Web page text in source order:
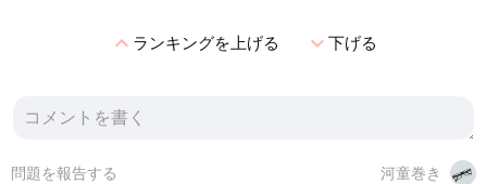
expand_lessランキングを上げる expand_more下げる
河童巻き
問題を報告する